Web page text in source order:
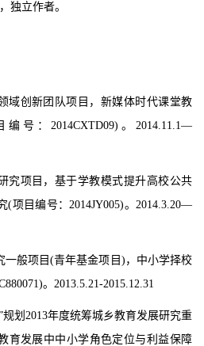
独立作者。
域创新团队项目，新媒体时代课堂教
编号：2014CXTD09) 。 2014.11.1—
究项目，基于学教模式提升高校公共
(项目编号：2014JY005)。2014.3.20—
一般项目(青年基金项目 ) ，中小学择校
。 2013.5.21-2015.12.31
划 2013年度统筹城乡教育发展研究重
育发展中中小学角色定位与利益保障